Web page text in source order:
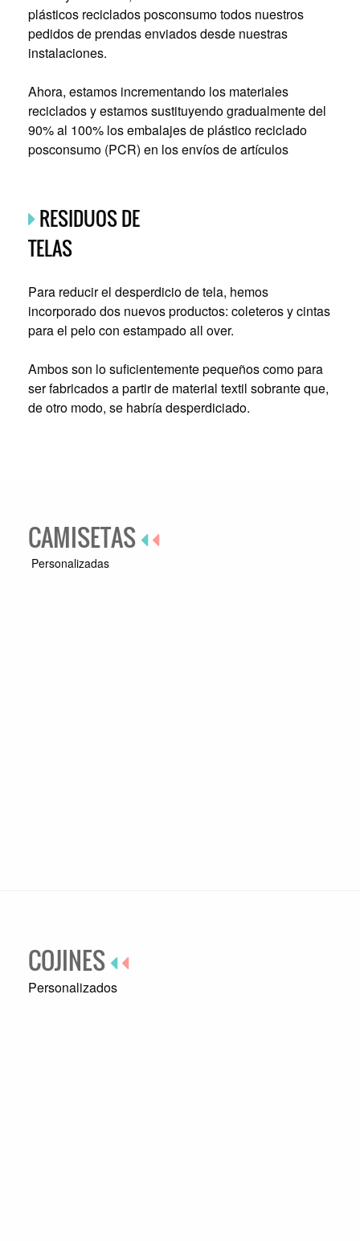
plásticos reciclados posconsumo todos nuestros
pedidos de prendas enviados desde nuestras
instalaciones.
Ahora, estamos incrementando los materiales
reciclados y estamos sustituyendo gradualmente del
90% al 100% los embalajes de plástico reciclado
posconsumo (PCR) en los envíos de artículos
RESIDUOS DE
TELAS
Para reducir el desperdicio de tela, hemos
incorporado dos nuevos productos: coleteros y cintas
para el pelo con estampado all over.
Ambos son lo suficientemente pequeños como para
ser fabricados a partir de material textil sobrante que,
de otro modo, se habría desperdiciado.
CAMISETAS
Personalizadas
COJINES
Personalizados